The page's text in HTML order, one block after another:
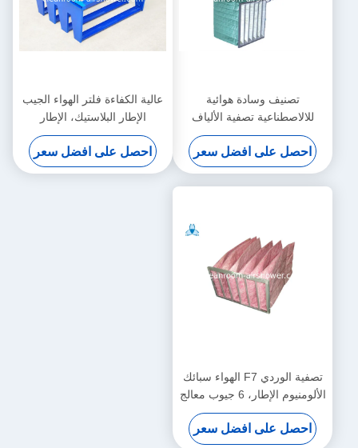
تصنيف وسادة هوائية
للالاصطناعية تصفية الألياف
احصل على افضل سعر
عالية الكفاءة فلتر الهواء الجيب
الإطار البلاستيك، الإطار
الألومنيوم أو المجلفن الاختياري
احصل على افضل سعر
تصفية الوردي F7 الهواء سبائك
الألومنيوم الإطار، 6 جيوب معالج
الهواء مرشحات
احصل على افضل سعر